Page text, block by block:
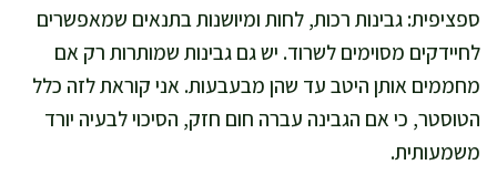
ספציפית: גבינות רכות, לחות ומיושנות בתנאים שמאפשרים
לחיידקים מסוימים לשרוד. יש גם גבינות שמותרות רק אם
מחממים אותן היטב עד שהן מבעבעות. אני קוראת לזה כלל
הטוסטר, כי אם הגבינה עברה חום חזק, הסיכוי לבעיה יורד
משמעותית.